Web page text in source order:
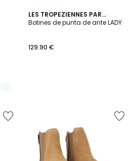
LES TROPEZIENNES PAR
M.BELARBI
Botines de punta de ante LADY
129.90 €